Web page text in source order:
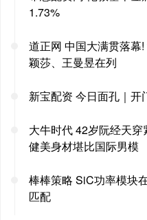
1.73%
道正网 中国大满贯落幕
颖莎、王曼昱在列
新宝配资 今日面孔｜开
大牛时代 42岁阮经天穿
健美身材堪比国际男模
棒棒策略 SiC功率模块
匹配